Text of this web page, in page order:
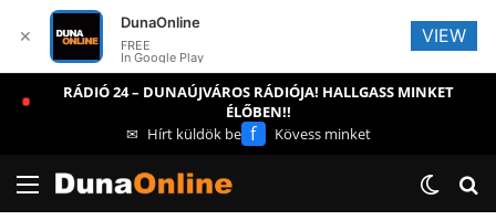
RÁDIÓ 24 – DUNAÚJVÁROS RÁDIÓJA! HALLGASS MINKET
ÉLŐBEN!!
✉ Hírt küldök be f Kövess minket
Menü
✕
DunaOnline
FREE
In Google Play
VIEW